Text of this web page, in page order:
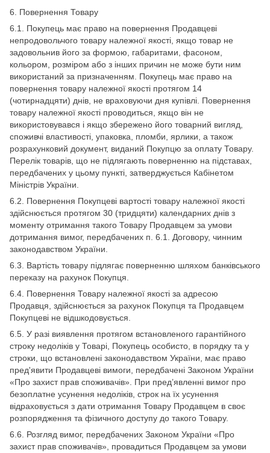
6. Повернення Товару
6.1. Покупець має право на повернення Продавцеві
непродовольчого товару належної якості, якщо товар не
задовольнив його за формою, габаритами, фасоном,
кольором, розміром або з інших причин не може бути ним
використаний за призначенням. Покупець має право на
повернення товару належної якості протягом 14
(чотирнадцяти) днів, не враховуючи дня купівлі. Повернення
товару належної якості проводиться, якщо він не
використовувався і якщо збережено його товарний вигляд,
споживчі властивості, упаковка, пломби, ярлики, а також
розрахунковий документ, виданий Покупцю за оплату Товару.
Перелік товарів, що не підлягають поверненню на підставах,
передбачених у цьому пункті, затверджується Кабінетом
Міністрів України.
6.2. Повернення Покупцеві вартості товару належної якості
здійснюється протягом 30 (тридцяти) календарних днів з
моменту отримання такого Товару Продавцем за умови
дотримання вимог, передбачених п. 6.1. Договору, чинним
законодавством України.
6.3. Вартість товару підлягає поверненню шляхом банківського
переказу на рахунок Покупця.
6.4. Повернення Товару належної якості за адресою
Продавця, здійснюється за рахунок Покупця та Продавцем
Покупцеві не відшкодовується.
6.5. У разі виявлення протягом встановленого гарантійного
строку недоліків у Товарі, Покупець особисто, в порядку та у
строки, що встановлені законодавством України, має право
пред'явити Продавцеві вимоги, передбачені Законом України
«Про захист прав споживачів». При пред’явленні вимог про
безоплатне усунення недоліків, строк на їх усунення
відраховується з дати отримання Товару Продавцем в своє
розпорядження та фізичного доступу до такого Товару.
6.6. Розгляд вимог, передбачених Законом України «Про
захист прав споживачів», провадиться Продавцем за умови